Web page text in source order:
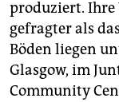
produziert.
gefragter als
Böden liegen
Glasgow, im
Community